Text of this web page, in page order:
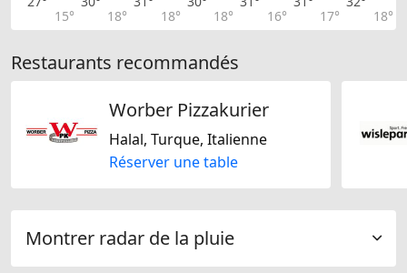
15°
18°
18°
18°
16°
17°
18°
Restaurants recommandés
Worber Pizzakurier
Halal, Turque, Italienne
Réserver une table
Montrer radar de la pluie